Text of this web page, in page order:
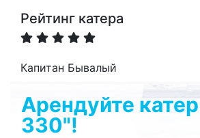
Рейтинг катера
Капитан Бывалый
Арендуйте
330"!